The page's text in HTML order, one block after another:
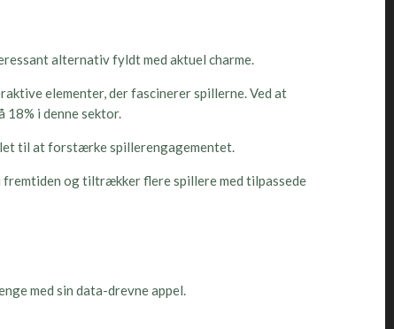
alternativ fyldt med aktuel charme.
elementer, der fascinerer spillerne. Ved at
i denne sektor.
til at forstærke spillerengagementet.
og tiltrækker flere spillere med tilpassede
med sin data-drevne appel.